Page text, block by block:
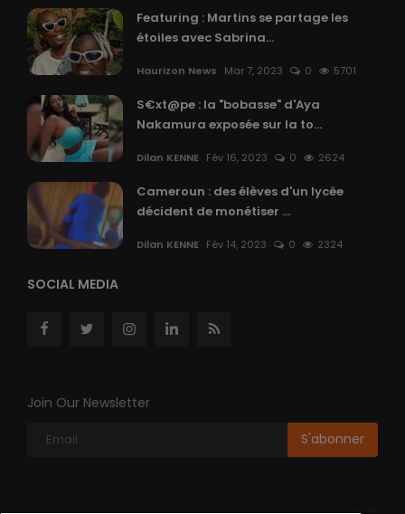
Featuring : Martins se partage les
étoiles avec Sabrina...
Haurizon News Mar 7, 2023 0 5701
S€xt@pe : la "bobasse" d'Aya
Nakamura exposée sur la to...
Dilan KENNE Fév 16, 2023 0 2624
Cameroun : des élèves d'un lycée
décident de monétiser ...
Dilan KENNE Fév 14, 2023 0 2324
SOCIAL MEDIA
Join Our Newsletter
S'abonner